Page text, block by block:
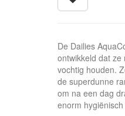
De Dailies
ontwikkeld dat ze
vochtig houden.
de superdunne
om na een dag
enorm hygiënisch